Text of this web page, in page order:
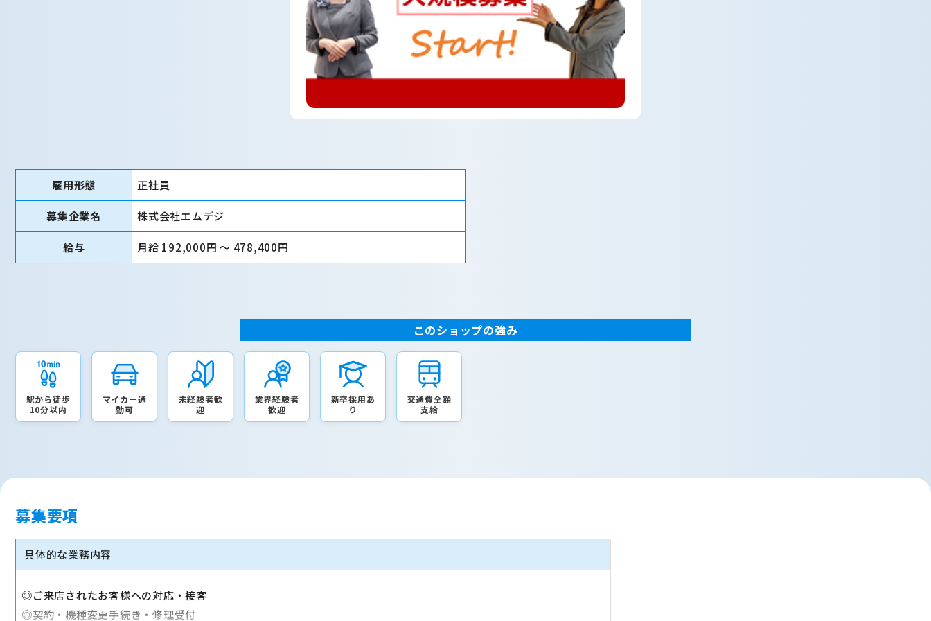
雇用形態 正社員
募集企業名 株式会社エムデジ
給与 月給 192,000円 〜 478,400円
このショップの強み
駅から徒歩
10分以内
マイカー通
勤可
未経験者歓
迎
業界経験者
歓迎
新卒採用あ
り
交通費全額
支給
募集要項
具体的な業務内容
◎ご来店されたお客様への対応・接客
◎契約・機種変更手続き・修理受付